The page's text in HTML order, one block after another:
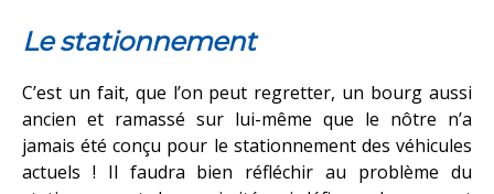
Le stationnement
C’est un fait, que l’on peut regretter, un bourg aussi
ancien et ramassé sur lui-même que le nôtre n’a
jamais été conçu pour le stationnement des véhicules
actuels ! Il faudra bien réfléchir au problème du